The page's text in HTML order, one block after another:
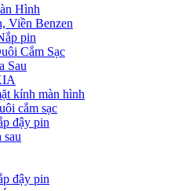
Hình
Viền Benzen
pin
Cắm Sạc
Sau
kính màn hình
cắm sạc
đậy pin
sau
đậy pin